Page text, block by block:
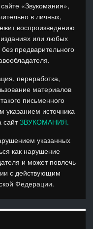
«Звукомания»,
в личных,
воспроизведению
или любых
предварительного
переработка,
материалов
письменного
указанием источника
сайтЗВУКОМАНИЯ.
указанных
как нарушение
и может повлечь
с действующим
Федерации.